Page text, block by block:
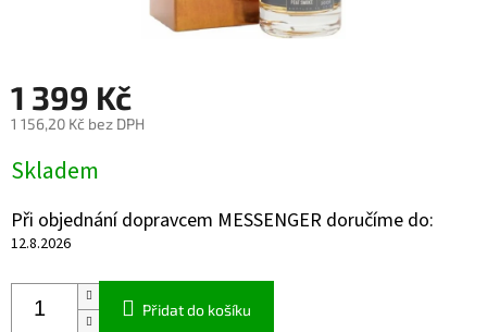
1 399 Kč
1 156,20 Kč bez DPH
cena:
Skladem
Při objednání dopravcem MESSENGER doručíme do:
12.8.2026
Přidat do košíku